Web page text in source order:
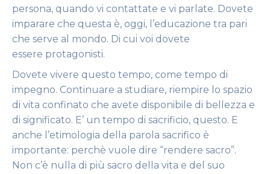
persona, quando vi contattate e vi parlate. Dovete
imparare che questa è, oggi, l’educazione tra pari
che serve al mondo. Di cui voi dovete
essere protagonisti.
Dovete vivere questo tempo, come tempo di
impegno. Continuare a studiare, riempire lo spazio
di vita confinato che avete disponibile di bellezza e
di significato. E’ un tempo di sacrificio, questo. E
anche l’etimologia della parola sacrifico è
importante: perchè vuole dire “rendere sacro”.
Non c’è nulla di più sacro della vita e del suo